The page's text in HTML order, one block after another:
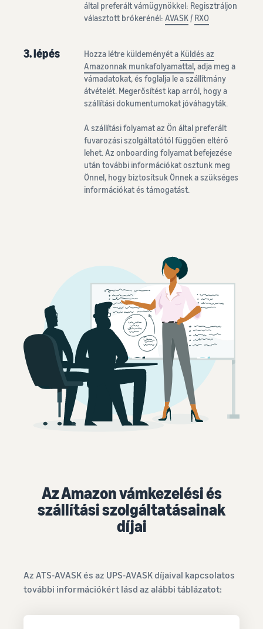
által preferált vámügynökkel: Regisztráljon
választott brókerénél:AVASK / RXO
3. lépés Hozza létre küldeményét a Küldés az
Amazonnak munkafolyamattal, adja meg a
vámadatokat, és foglalja le a szállítmány
átvételét. Megerősítést kap arról, hogy a
szállítási dokumentumokat jóváhagyták.
A szállítási folyamat az Ön által preferált
fuvarozási szolgáltatótól függően eltérő
lehet. Az onboarding folyamat befejezése
után további információkat osztunk meg
Önnel, hogy biztosítsuk Önnek a szükséges
információkat és támogatást.
Az Amazon vámkezelési és
szállítási szolgáltatásainak
díjai
Az ATS-AVASK és az UPS-AVASK díjaival kapcsolatos
további információkért lásd az alábbi táblázatot: